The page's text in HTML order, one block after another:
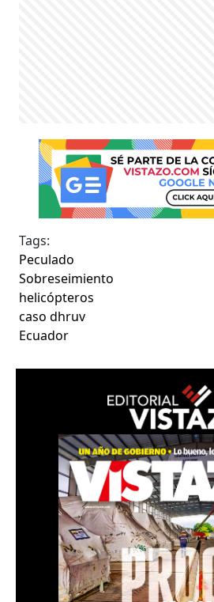
Tags:
Peculado
Sobreseimiento
helicópteros
caso dhruv
Ecuador